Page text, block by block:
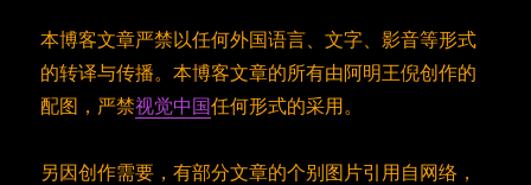
本博客文章严禁以任何外国语言、文字、影音等形式
的转译与传播。本博客文章的所有由阿明王倪创作的
配图，严禁视觉中国任何形式的采用。
另因创作需要，有部分文章的个别图片引用自网络，